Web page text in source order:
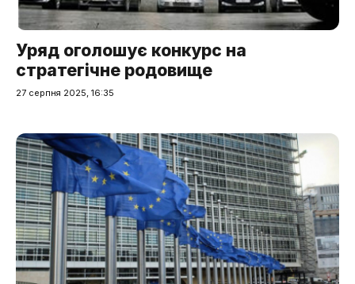
Уряд оголошує конкурс на
стратегічне родовище
27 серпня 2025, 16:35